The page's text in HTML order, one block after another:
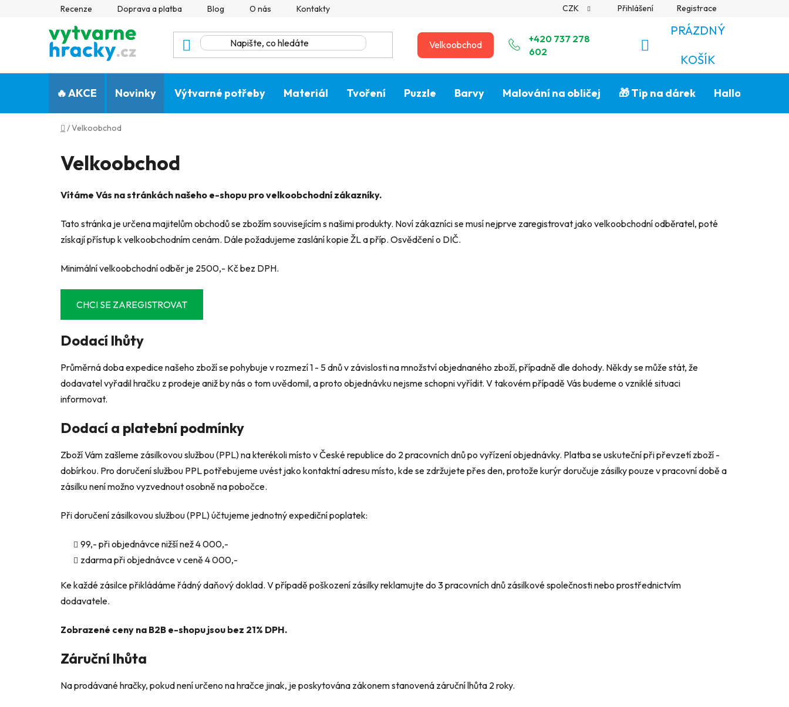
Recenze Doprava a platba Blog O nás Kontakty CZK Přihlášení Registrace
Velkoobchod
+420 737 278
602
NÁKUPNÍ
KOŠÍK
PRÁZDNÝ
KOŠÍK
🔥 AKCE Novinky Výtvarné potřeby Materiál Tvoření Puzzle Barvy Malování na obličej 🎁 Tip na dárek Halloween🎃
Domů
/Velkoobchod
Velkoobchod
Vítáme Vás na stránkách našeho e-shopu pro velkoobchodní zákazníky.
Tato stránka je určena majitelům obchodů se zbožím souvisejícím s našimi produkty. Noví zákazníci se musí nejprve zaregistrovat jako velkoobchodní odběratel, poté
získají přístup k velkoobchodním cenám. Dále požadujeme zaslání kopie ŽL a příp. Osvědčení o DIČ.
Minimální velkoobchodní odběr je 2500,- Kč bez DPH.
CHCI SE ZAREGISTROVAT
Dodací lhůty
Průměrná doba expedice našeho zboží se pohybuje v rozmezí 1 - 5 dnů v závislosti na množství objednaného zboží, případně dle dohody. Někdy se může stát, že
dodavatel vyřadil hračku z prodeje aniž by nás o tom uvědomil, a proto objednávku nejsme schopni vyřídit. V takovém případě Vás budeme o vzniklé situaci
informovat.
Dodací a platební podmínky
Zboží Vám zašleme zásilkovou službou (PPL) na kterékoli místo v České republice do 2 pracovních dnů po vyřízení objednávky. Platba se uskuteční při převzetí zboží -
dobírkou. Pro doručení službou PPL potřebujeme uvést jako kontaktní adresu místo, kde se zdržujete přes den, protože kurýr doručuje zásilky pouze v pracovní době a
zásilku není možno vyzvednout osobně na pobočce.
Při doručení zásilkovou službou (PPL) účtujeme jednotný expediční poplatek:
99,- při objednávce nižší než 4 000,-
zdarma při objednávce v ceně 4 000,-
Ke každé zásilce přikládáme řádný daňový doklad. V případě poškození zásilky reklamujte do 3 pracovních dnů zásilkové společnosti nebo prostřednictvím
dodavatele.
Zobrazené ceny na B2B e-shopu jsou bez 21% DPH.
Záruční lhůta
Na prodávané hračky, pokud není určeno na hračce jinak, je poskytována zákonem stanovená záruční lhůta 2 roky.